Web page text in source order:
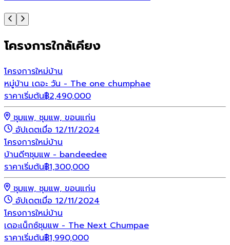
โครงการใกล้เคียง
โครงการใหม่บ้าน
หมู่บ้าน เดอะ วัน - The one chumphae
ราคาเริ่มต้น฿2,490,000
ชุมแพ, ชุมแพ, ขอนแก่น
อัปเดตเมื่อ 12/11/2024
โครงการใหม่บ้าน
บ้านดีๆชุมแพ - bandeedee
ราคาเริ่มต้น฿1,300,000
ชุมแพ, ชุมแพ, ขอนแก่น
อัปเดตเมื่อ 12/11/2024
โครงการใหม่บ้าน
เดอะเน็กซ์ชุมแพ - The Next Chumpae
ราคาเริ่มต้น฿1,990,000